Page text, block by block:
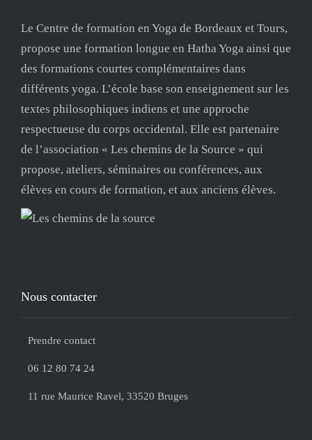
Le Centre de formation en Yoga de Bordeaux et Tours,
propose une formation longue en Hatha Yoga ainsi que
des formations courtes complémentaires dans
différents yoga. L’école base son enseignement sur les
textes philosophiques indiens et une approche
respectueuse du corps occidental. Elle est partenaire
de l’association « Les chemins de la Source » qui
propose, ateliers, séminaires ou conférences, aux
élèves en cours de formation, et aux anciens élèves.
Nous contacter
Prendre contact
06 12 80 74 24
11 rue Maurice Ravel, 33520 Bruges